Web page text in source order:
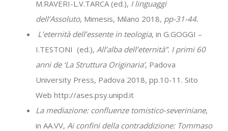
M.RAVERI-L.V.TARCA (ed.), I linguaggi
dell’Assoluto, Mimesis, Milano 2018, pp-31-44.
L’eternità dell’essente in teologia, in G.GOGGI –
I.TESTONI (ed.), All’alba dell’eternità”. I primi 60
anni de ‘La Struttura Originaria’, Padova
University Press, Padova 2018, pp.10-11. Sito
Web http://ases.psy.unipd.it
La mediazione: confluenze tomistico-severiniane,
in AA.VV, Ai confini della contraddizione: Tommaso